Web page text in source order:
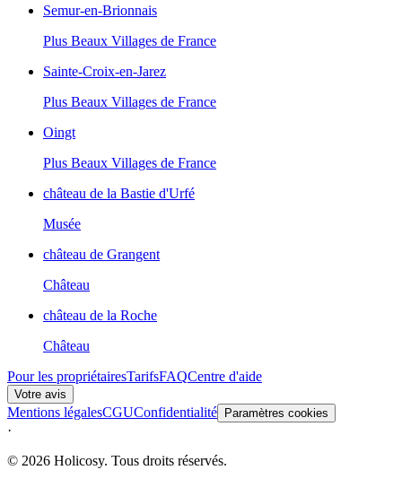
Semur-en-Brionnais
Plus Beaux Villages de France
Sainte-Croix-en-Jarez
Plus Beaux Villages de France
Oingt
Plus Beaux Villages de France
château de la Bastie d'Urfé
Musée
château de Grangent
Château
château de la Roche
Château
Pour les propriétairesTarifsFAQCentre d'aide
Votre avis
Mentions légalesCGUConfidentialité Paramètres cookies
·
© 2026 Holicosy. Tous droits réservés.